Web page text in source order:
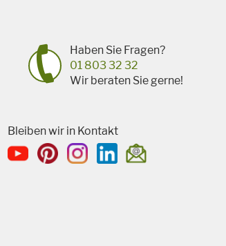
Haben Sie Fragen?
01 803 32 32
Wir beraten Sie gerne!
Bleiben wir in Kontakt